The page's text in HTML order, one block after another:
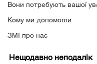
Вони потребують вашої
Кому ми допомогли
ЗМІ про нас
Нещодавно неподалік